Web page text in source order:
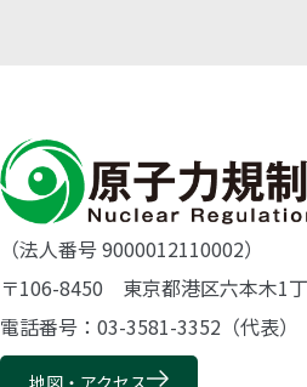
（法人番号 9000012110002）
〒106-8450 東京都港区六本木1
電話番号：03-3581-3352（代表）
地図・アクセス